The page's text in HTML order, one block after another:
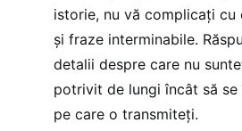
istorie, nu vă complicați
și fraze interminabile.
detalii despre care nu
potrivit de lungi încât să se
pe care o transmiteți.